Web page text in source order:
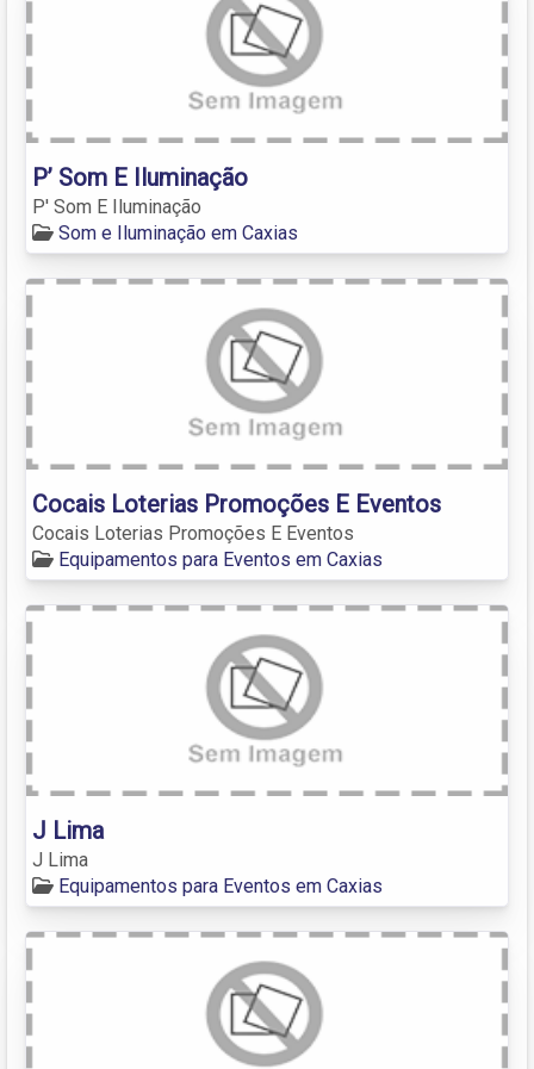
P’ Som E Iluminação
P' Som E Iluminação
Som e Iluminação em Caxias
Cocais Loterias Promoções E Eventos
Cocais Loterias Promoções E Eventos
Equipamentos para Eventos em Caxias
J Lima
J Lima
Equipamentos para Eventos em Caxias